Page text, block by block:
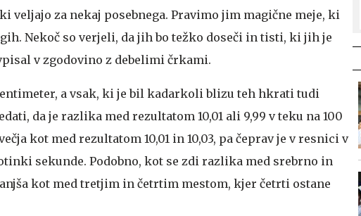
veljajo za nekaj posebnega. Pravimo jim magične meje, ki
Nekoč so verjeli, da jih bo težko doseči in tisti, ki jih je
v zgodovino z debelimi črkami.
a vsak, ki je bil kadarkoli blizu teh hkrati tudi
da je razlika med rezultatom 10,01 ali 9,99 v teku na 100
kot med rezultatom 10,01 in 10,03, pa čeprav je v resnici v
sekunde. Podobno, kot se zdi razlika med srebrno in
kot med tretjim in četrtim mestom, kjer četrti ostane